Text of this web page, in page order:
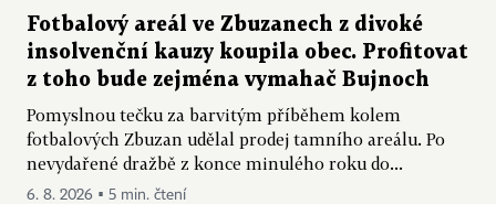
Fotbalový areál ve Zbuzanech z divoké
insolvenční kauzy koupila obec. Profitovat
z toho bude zejména vymahač Bujnoch
Pomyslnou tečku za barvitým příběhem kolem
fotbalových Zbuzan udělal prodej tamního areálu. Po
nevydařené dražbě z konce minulého roku do...
6. 8. 2026 ▪ 5 min. čtení